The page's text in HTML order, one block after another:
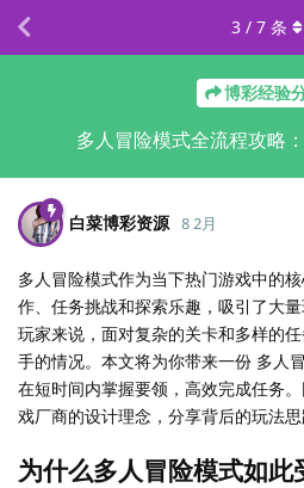
博彩经验
多人冒险模式全流程攻略
3 / 7 条
白菜博彩资源 8 2月
多人冒险模式作为当下热门游戏中的
作、任务挑战和探索乐趣，吸引了大
玩家来说，面对复杂的关卡和多样的
手的情况。本文将为你带来一份 多人
在短时间内掌握要领，高效完成任务
戏厂商的设计理念，分享背后的玩法思
为什么多人冒险模式如此